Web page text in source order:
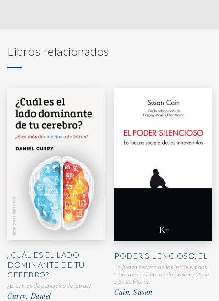
Libros relacionados
¿CUÁL ES EL LADO
DOMINANTE DE TU
CEREBRO?
¿Eres más de ciencias o de letras?
Curry, Daniel
PODER SILENCIOSO, EL
La fuerza secreta de los introvertidos.
Con la colaboración de Gregory Mone
y Erica Moroz
Cain, Susan